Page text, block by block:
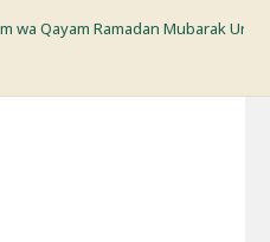
wa Qayam Ramadan Mubarak